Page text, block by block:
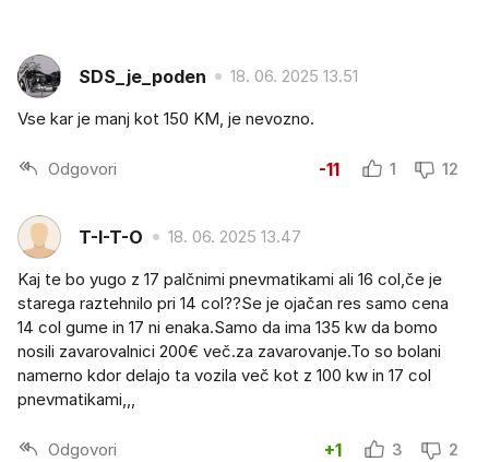
SDS_je_poden 18. 06. 2025 13.51
Vse kar je manj kot 150 KM, je nevozno.
Odgovori -11 1 12
T-I-T-O 18. 06. 2025 13.47
Kaj te bo yugo z 17 palčnimi pnevmatikami ali 16 col,če je
starega raztehnilo pri 14 col??Se je ojačan res samo cena
14 col gume in 17 ni enaka.Samo da ima 135 kw da bomo
nosili zavarovalnici 200€ več.za zavarovanje.To so bolani
namerno kdor delajo ta vozila več kot z 100 kw in 17 col
pnevmatikami,,,
Odgovori +1 3 2